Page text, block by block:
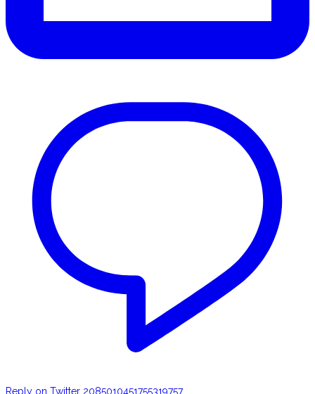
Reply on Twitter 2085010451755319757